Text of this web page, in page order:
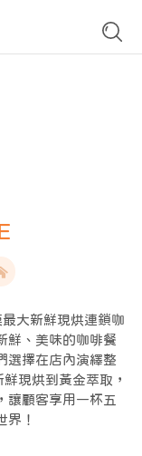
大新鮮現烘連鎖咖
鮮、美味的咖啡餐
選擇在店內演繹整
現烘到黃金萃取，
讓顧客享用一杯五
界！